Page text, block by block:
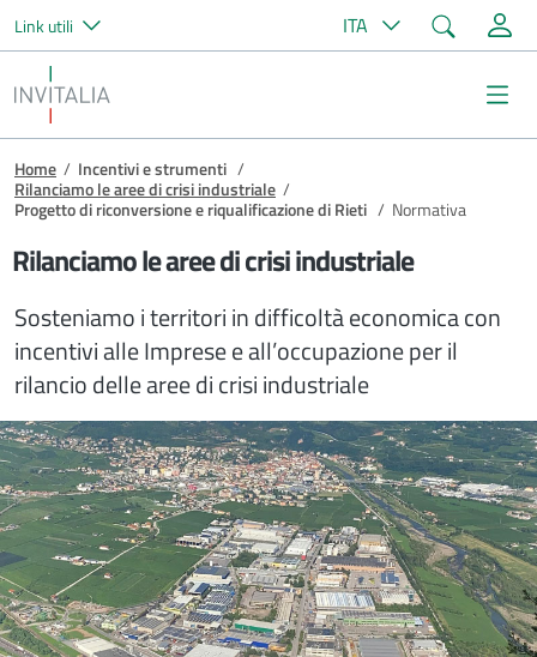
Salta al contenuto principale
Link utili ITA Cerca
Invitalia
Briciole di pane
Home / Incentivi e strumenti /
Rilanciamo le aree di crisi industriale /
Progetto di riconversione e riqualificazione di Rieti / Normativa
Rilanciamo le aree di crisi industriale
Sosteniamo i territori in difficoltà economica con
incentivi alle Imprese e all’occupazione per il
rilancio delle aree di crisi industriale